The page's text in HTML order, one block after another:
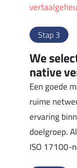
Stap 3
We
native
Een goede
ruime
ervaring
doelgroep.
ISO 17100-